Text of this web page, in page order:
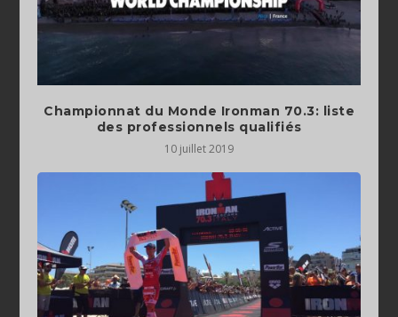
Championnat du Monde Ironman 70.3: liste
des professionnels qualifiés
10 juillet 2019